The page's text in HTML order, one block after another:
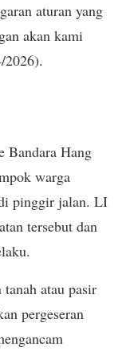
aturan yang
akan kami
2026).
Bandara Hang
warga
pinggir jalan. LI
tersebut dan
atau pasir
pergeseran